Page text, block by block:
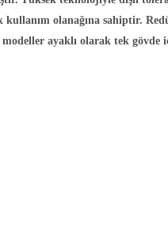
kullanım olanağına sahiptir.
ayaklı olarak tek gövde